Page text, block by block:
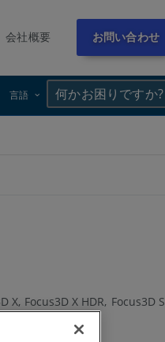
会社概要 お問い合わせ
言語
X Focus3D X HDR Focus3D S